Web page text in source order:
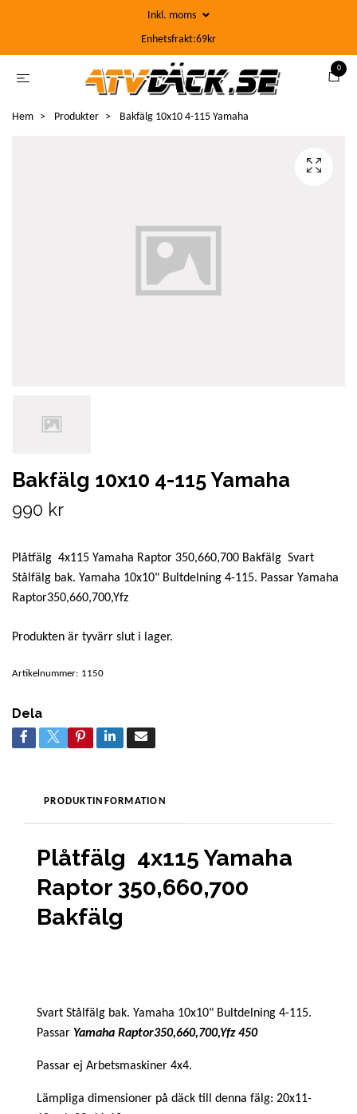
Inkl. moms
Enhetsfrakt:69kr
0
Hem Produkter Bakfälg 10x10 4-115 Yamaha
Bakfälg 10x10 4-115 Yamaha
990 kr
Plåtfälg 4x115 Yamaha Raptor 350,660,700 Bakfälg Svart
Stålfälg bak. Yamaha 10x10" Bultdelning 4-115. Passar Yamaha
Raptor350,660,700,Yfz
Produkten är tyvärr slut i lager.
Artikelnummer: 1150
Dela
PRODUKTINFORMATION
Plåtfälg 4x115 Yamaha
Raptor 350,660,700
Bakfälg
Svart Stålfälg bak. Yamaha 10x10" Bultdelning 4-115.
Passar Yamaha Raptor350,660,700,Yfz 450
Passar ej Arbetsmaskiner 4x4.
Lämpliga dimensioner på däck till denna fälg: 20x11-